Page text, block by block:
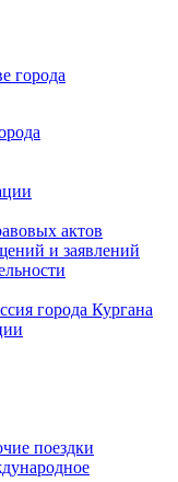
города
актов
и заявлений
города Кургана
поездки